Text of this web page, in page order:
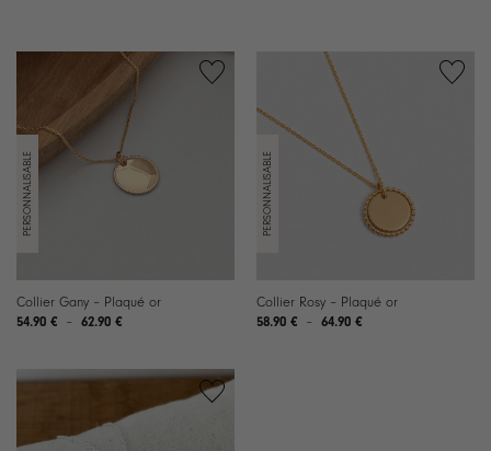
Collier Gany – Plaqué or
54.90 € – 62.90 €Plage
à
Collier Rosy – Plaqué or
58.90 € – 64.90 €Plage